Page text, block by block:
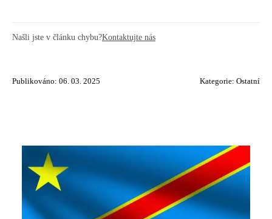
Našli jste v článku chybu?Kontaktujte nás
Publikováno: 06. 03. 2025 Kategorie: Ostatní